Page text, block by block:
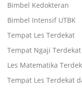
Bimbel Kedokteran
Bimbel Intensif UTBK
Tempat Les Terdekat
Tempat Ngaji Terdekat
Les Matematika
Tempat Les Terdekat